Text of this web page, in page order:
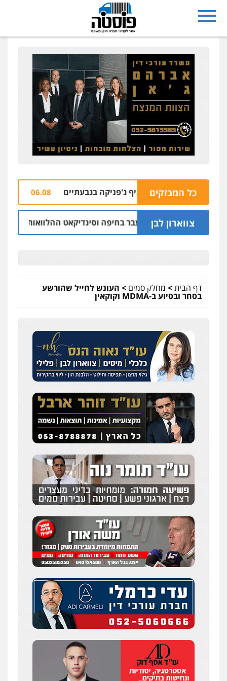
כל המבזקים
בהצתת סניף ג'פניקה בגבעתיים 06.08 | 22:58
צווארון לבן
יו"ר ש"ס לשעבר בחיפה וסינדיקאט ההלוואות של משפחת
דף הבית> מחלק סמים > העונש לחייל שהורשע
בסחר ובסיוע ב-MDMA וקוקאין
עו"ד אלון קריטי
פלילי כלכלי אלימות סמים מעצרים
0525544654
שני אלגרבלי – משרד עורכי דין
פלילי עורכי דין לענייני אסירים תעבורה
0507120031
עו"ד רונן בנדל
משפט פלילי פשיעה חמורה פלילי